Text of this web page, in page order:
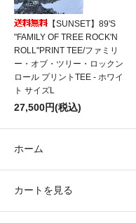
【SUNSET】89'S
"FAMILY OF TREE ROCK'N
ROLL"PRINT TEE/ファミリ
ー・オブ・ツリー・ロックン
ロール プリントTEE - ホワイ
ト サイズL
27,500円(税込)
ホーム
カートを見る